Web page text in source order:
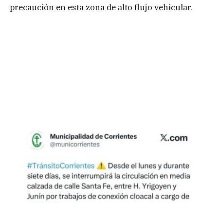
precaución en esta zona de alto flujo vehicular.